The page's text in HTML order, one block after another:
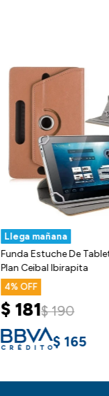
Llega mañana
Funda Estuche De
Plan Ceibal Ibirapita
4
$ 181$ 190
$ 165